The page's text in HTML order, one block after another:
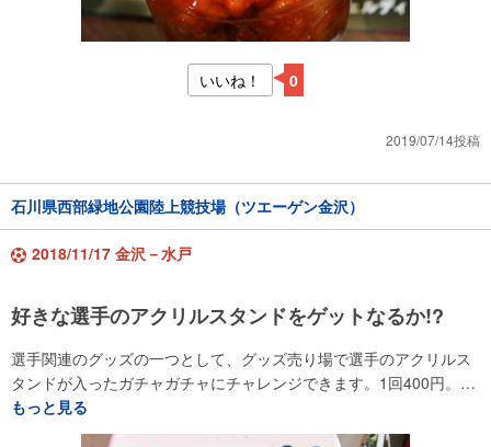
いいね！ 0
2019/07/14投稿
石川県西部緑地公園陸上競技場（ツエーゲン金沢）
2018/11/17 金沢－水戸
好きな選手のアクリルスタンドをゲットなるか!?
選手関連のグッズの一つとして、グッズ売り場で選手のアクリルス
タンドが入ったガチャガチャにチャレンジできます。1回400円。…
もっと見る